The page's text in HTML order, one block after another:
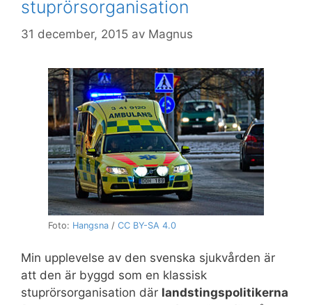
stuprörsorganisation
31 december, 2015 av Magnus
Foto: Hangsna / CC BY-SA 4.0
Min upplevelse av den svenska sjukvården är
att den är byggd som en klassisk
stuprörsorganisation där landstingspolitikerna